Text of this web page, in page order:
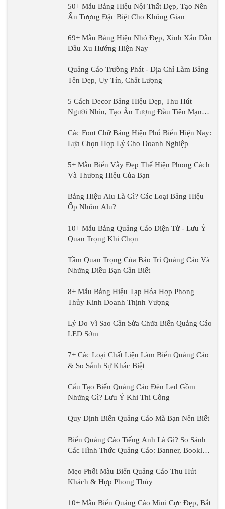
50+ Mẫu Bảng Hiệu Nội Thất Đẹp, Tạo Nên
Ấn Tượng Đặc Biệt Cho Không Gian
69+ Mẫu Bảng Hiệu Nhỏ Đẹp, Xinh Xắn Dẫn
Đầu Xu Hướng Hiện Nay
Quảng Cáo Trường Phát - Địa Chỉ Làm Bảng
Tên Đẹp, Uy Tín, Chất Lượng
5 Cách Decor Bảng Hiệu Đẹp, Thu Hút
Người Nhìn, Tạo Ấn Tượng Đầu Tiên Mạnh
Các Font Chữ Bảng Hiệu Phổ Biến Hiện Nay:
Lựa Chọn Hợp Lý Cho Doanh Nghiệp
5+ Mẫu Biển Vẫy Đẹp Thể Hiện Phong Cách
Và Thương Hiệu Của Bạn
Bảng Hiệu Alu Là Gì? Các Loại Bảng Hiệu
Ốp Nhôm Alu?
10+ Mẫu Bảng Quảng Cáo Điện Tử - Lưu Ý
Quan Trọng Khi Chọn
Tầm Quan Trọng Của Bảo Trì Quảng Cáo Và
Những Điều Bạn Cần Biết
8+ Mẫu Bảng Hiệu Tạp Hóa Hợp Phong
Thủy Kinh Doanh Thịnh Vượng
Lý Do Vì Sao Cần Sửa Chữa Biển Quảng Cáo
LED Sớm
7+ Các Loại Chất Liệu Làm Biển Quảng Cáo
& So Sánh Sự Khác Biệt
Cấu Tạo Biển Quảng Cáo Đèn Led Gồm
Những Gì? Lưu Ý Khi Thi Công
Quy Định Biển Quảng Cáo Mà Bạn Nên Biết
Biển Quảng Cáo Tiếng Anh Là Gì? So Sánh
Các Hình Thức Quảng Cáo: Banner, Booklet,
Mẹo Phối Màu Biển Quảng Cáo Thu Hút
Khách & Hợp Phong Thủy
10+ Mẫu Biển Quảng Cáo Mini Cực Đẹp, Bắt